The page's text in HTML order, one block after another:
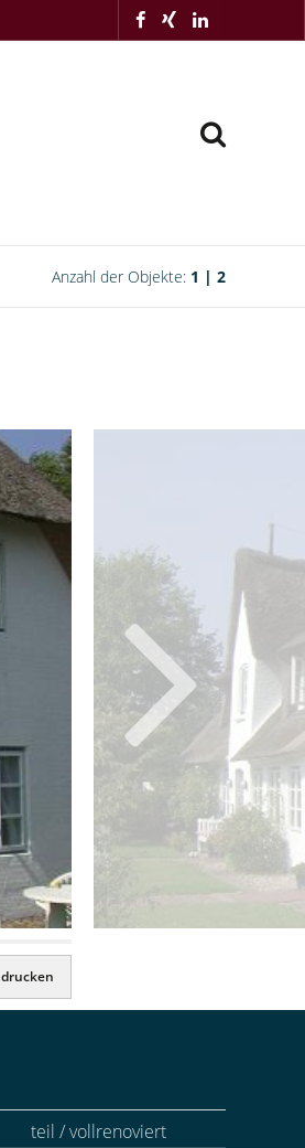
Anzahl der Objekte: 1 | 2
drucken
teil / vollrenoviert